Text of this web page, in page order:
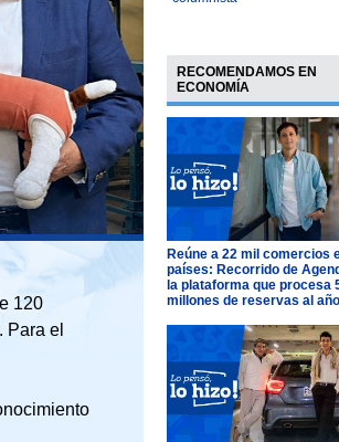
120
Para el
RECOMENDAMOS EN
ECONOMÍA
Reúne a 22 mil comercios
países: Recorrido de
la plataforma que procesa
millones de reservas al año